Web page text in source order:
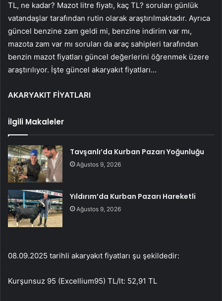
TL, ne kadar? Mazot litre fiyatı, kaç TL? soruları günlük
vatandaşlar tarafından rutin olarak araştırılmaktadır. Ayrıca
güncel benzine zam geldi mi, benzine indirim var mı,
mazota zam var mı soruları da araç sahipleri tarafından
benzin mazot fiyatları güncel değerlerini öğrenmek üzere
araştırılıyor. İşte güncel akaryakıt fiyatları…
AKARYAKIT FİYATLARI
İlgili Makaleler
Tavşanlı’da Kurban Pazarı Yoğunluğu
Ağustos 9, 2026
Yıldırım’da Kurban Pazarı Hareketli
Ağustos 9, 2026
08.09.2025 tarihli akaryakıt fiyatları şu şekildedir:
Kurşunsuz 95 (Excellium95) TL/lt: 52,91 TL